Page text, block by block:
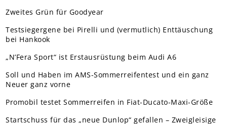
Zweites Grün für Goodyear
Testsiegergene bei Pirelli und (vermutlich) Enttäuschung
bei Hankook
„N’Fera Sport“ ist Erstausrüstung beim Audi A6
Soll und Haben im AMS-Sommerreifentest und ein ganz
Neuer ganz vorne
Promobil testet Sommerreifen in Fiat-Ducato-Maxi-Größe
Startschuss für das „neue Dunlop“ gefallen – Zweigleisige